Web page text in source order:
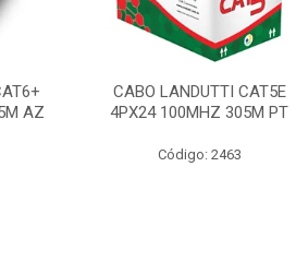
AZ
CABO LANDUTTI CAT5E
4PX24 100MHZ 305M PT
Código: 2463